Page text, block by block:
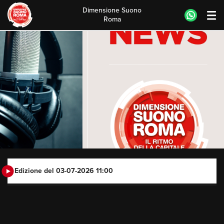
Skip
to
content
Dimensione Suono
Roma
Edizione del 03-07-2026 11:00